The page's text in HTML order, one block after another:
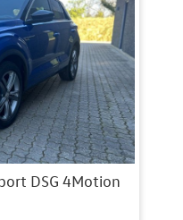
DSG 4Motion